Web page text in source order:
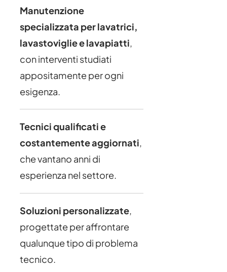
Manutenzione
specializzata per lavatrici,
lavastoviglie e lavapiatti,
con interventi studiati
appositamente per ogni
esigenza.
Tecnici qualificati e
costantemente aggiornati,
che vantano anni di
esperienza nel settore.
Soluzioni personalizzate,
progettate per affrontare
qualunque tipo di problema
tecnico.